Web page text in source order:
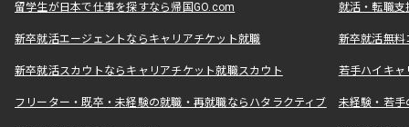
留学生が日本で仕事を探すなら帰国GO.com 就活・転職
新卒就活エージェントならキャリアチケット就職 新卒就活無料
新卒就活スカウトならキャリアチケット就職スカウト 若手ハイキ
フリーター・既卒・未経験の就職・再就職ならハタラクティブ 未経験・若手